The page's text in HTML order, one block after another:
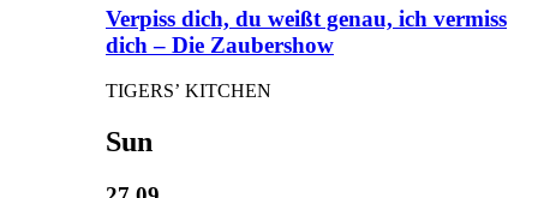
Verpiss dich, du weißt genau, ich vermiss
dich – Die Zaubershow
TIGERS’ KITCHEN
Sun